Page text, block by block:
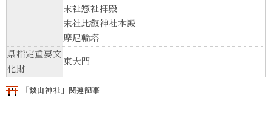
末社惣社拝殿
末社比叡神社本殿
摩尼輪塔
県指定重要文
化財
東大門
「談山神社」関連記事